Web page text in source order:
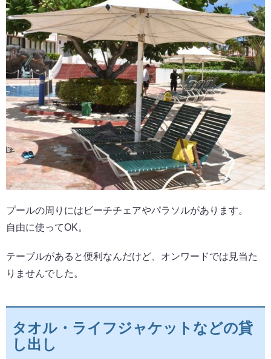
プールの周りにはビーチチェアやパラソルがあります。
自由に使ってOK。
テーブルがあると便利なんだけど、オンワードでは見当た
りませんでした。
タオル・ライフジャケットなどの貸
し出し